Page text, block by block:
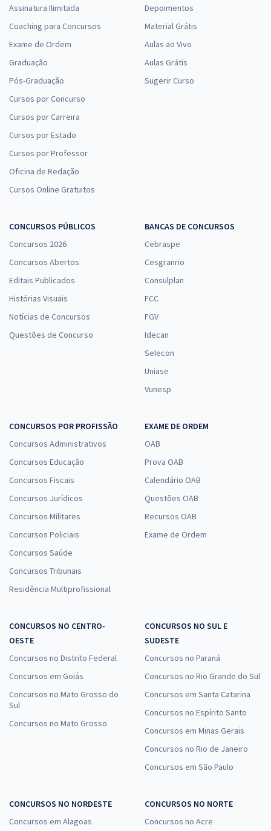
Assinatura Ilimitada
Coaching para Concursos
Exame de Ordem
Graduação
Pós-Graduação
Cursos por Concurso
Cursos por Carreira
Cursos por Estado
Cursos por Professor
Oficina de Redação
Cursos Online Gratuitos
Depoimentos
Material Grátis
Aulas ao Vivo
Aulas Grátis
Sugerir Curso
CONCURSOS PÚBLICOS
Concursos 2026
Concursos Abertos
Editais Publicados
Histórias Visuais
Notícias de Concursos
Questões de Concurso
BANCAS DE CONCURSOS
Cebraspe
Cesgranrio
Consulplan
FCC
FGV
Idecan
Selecon
Uniase
Vunesp
CONCURSOS POR PROFISSÃO
Concursos Administrativos
Concursos Educação
Concursos Fiscais
Concursos Jurídicos
Concursos Militares
Concursos Policiais
Concursos Saúde
Concursos Tribunais
Residência Multiprofissional
EXAME DE ORDEM
OAB
Prova OAB
Calendário OAB
Questões OAB
Recursos OAB
Exame de Ordem
CONCURSOS NO CENTRO-
OESTE
Concursos no Distrito Federal
Concursos em Goiás
Concursos no Mato Grosso do
Sul
Concursos no Mato Grosso
CONCURSOS NO SUL E
SUDESTE
Concursos no Paraná
Concursos no Rio Grande do Sul
Concursos em Santa Catarina
Concursos no Espírito Santo
Concursos em Minas Gerais
Concursos no Rio de Janeiro
Concursos em São Paulo
CONCURSOS NO NORDESTE
Concursos em Alagoas
CONCURSOS NO NORTE
Concursos no Acre